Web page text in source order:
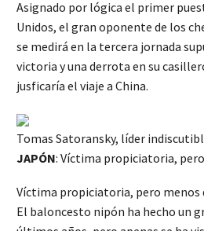
Asignado por lógica el primer
Unidos, el gran oponente de los
se medirá en la tercera jornada
victoria y una derrota en su
jusficaría el viaje a China.
Tomas Satoransky, líder
JAPÓN: Víctima propiciatoria,
Víctima propiciatoria, pero menos
El baloncesto nipón ha hecho un